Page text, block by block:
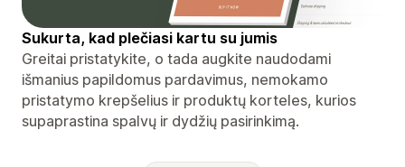
Sukurta, kad plečiasi kartu su jumis
Greitai pristatykite, o tada augkite naudodami
išmanius papildomus pardavimus, nemokamo
pristatymo krepšelius ir produktų korteles, kurios
supaprastina spalvų ir dydžių pasirinkimą.